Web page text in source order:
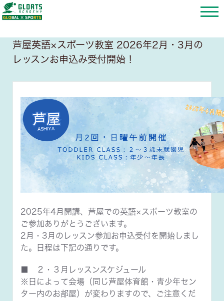
芦屋英語×スポーツ教室 2026年2月・3月の
レッスンお申込み受付開始！
2025年4月開講、芦屋での英語×スポーツ教室の
ご参加ありがとうございます。
2月・3月のレッスン参加お申込受付を開始しまし
た。日程は下記の通りです。
■ ２・３月レッスンスケジュール
※日によって会場（同じ芦屋体育館・青少年セン
ター内のお部屋）が変わりますので、ご注意くだ